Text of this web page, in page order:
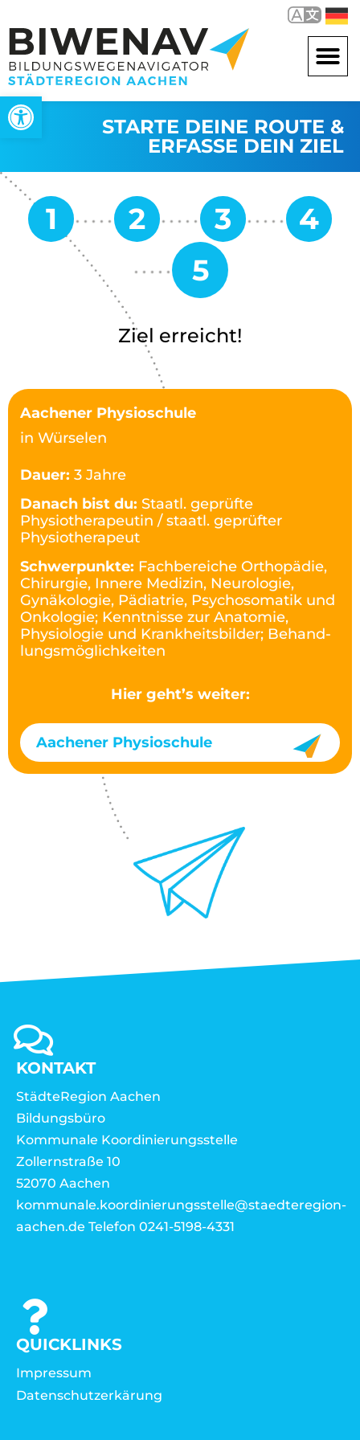
Werkzeugleiste öffnen
STARTE DEINE ROUTE &
ERFASSE DEIN ZIEL
Ziel erreicht!
Aachener Physioschule
in Würselen
Dauer: 3 Jahre
Danach bist du: Staatl. geprüfte
Physiotherapeutin / staatl. geprüfter
Physiotherapeut
Schwerpunkte: Fachbereiche Ortho­pädie,
Chirurgie, Innere Medizin, Neurologie,
Gynäkologie, Pädiatrie, Psychosomatik und
Onkologie; Kenntnisse zur Anatomie,
Physiologie und Krankheitsbilder; Behand­
lungs­möglichkeiten
Hier geht’s weiter:
Aachener Physioschule
KONTAKT
StädteRegion Aachen
Bildungsbüro
Kommunale Koordinierungsstelle
Zollernstraße 10
52070 Aachen
kommunale.koordinierungsstelle@staedteregion-
aachen.de Telefon 0241-5198-4331
QUICKLINKS
Impressum
Datenschutzerkärung